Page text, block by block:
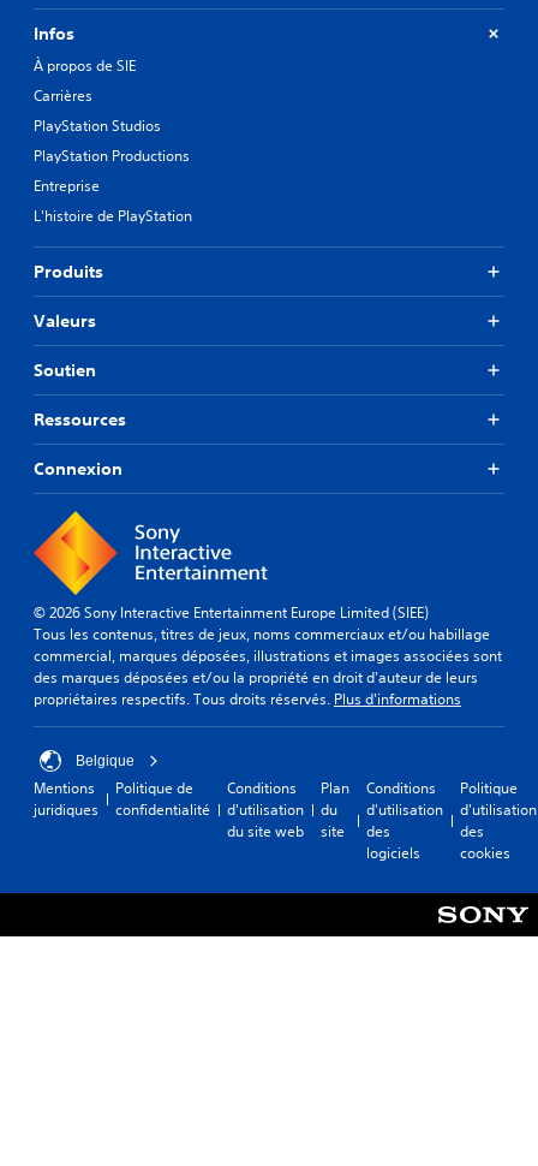
Infos
À propos de SIE
Carrières
PlayStation Studios
PlayStation Productions
Entreprise
L'histoire de PlayStation
Produits
Valeurs
Soutien
Ressources
Connexion
© 2026 Sony Interactive Entertainment Europe Limited (SIEE)
Tous les contenus, titres de jeux, noms commerciaux et/ou habillage
commercial, marques déposées, illustrations et images associées sont
des marques déposées et/ou la propriété en droit d'auteur de leurs
propriétaires respectifs. Tous droits réservés. Plus d'informations
Belgique
Mentions
juridiques
Politique de
confidentialité
Conditions
d'utilisation
du site web
Plan
du
site
Conditions
d'utilisation
des
logiciels
Politique
d'utilisation
des
cookies